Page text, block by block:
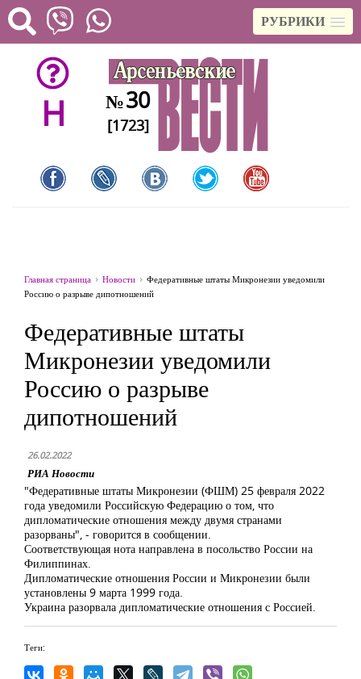
РУБРИКИ
H №30
[1723]
Главная страница Новости
Федеративные штаты Микронезии уведомили
Россию о разрыве дипотношений
Федеративные штаты
Микронезии уведомили
Россию о разрыве
дипотношений
26.02.2022
РИА Новости
"Федеративные штаты Микронезии (ФШМ) 25 февраля 2022
года уведомили Российскую Федерацию о том, что
дипломатические отношения между двумя странами
разорваны", - говорится в сообщении.
Соответствующая нота направлена в посольство России на
Филиппинах.
Дипломатические отношения России и Микронезии были
установлены 9 марта 1999 года.
Украина разорвала дипломатические отношения с Россией.
Теги: